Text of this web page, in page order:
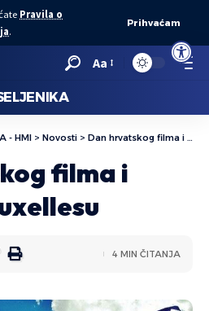
Open
Pravila o
.
Prihvaćam
Aa
- HMI > Novosti > Dan hrvatskog filma i glazbe u Bruxellesu
filma i
4 MIN ČITANJA